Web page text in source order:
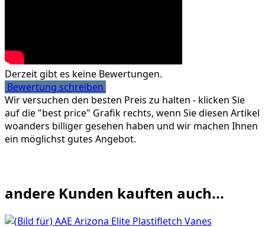
Derzeit gibt es keine Bewertungen.
Bewertung schreiben
Wir versuchen den besten Preis zu halten - klicken Sie
auf die "best price" Grafik rechts, wenn Sie diesen Artikel
woanders billiger gesehen haben und wir machen Ihnen
ein möglichst gutes Angebot.
andere Kunden kauften auch...